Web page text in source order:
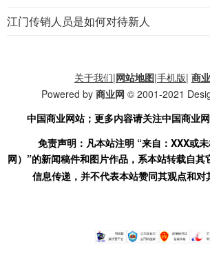
江门传销人员是如何对待新人
关于我们|网站地图|手机版| 商
Powered by 商业网 © 2001-2021
中国商业网站；更多内容请关注中国商业网
免责声明：凡本站注明“来自： XXX或
网） ”的新闻稿件和图片作品，系本站转载自其
信息传递，并不代表本站赞同其观点和对